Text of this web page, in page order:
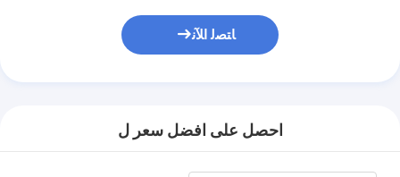
ﺎﺘﺼﻟ ﺍﻶﻧ
احصل على افضل سعر ل